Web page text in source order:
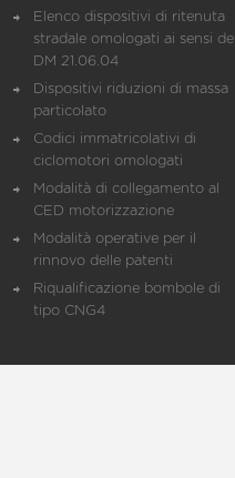
Elenco dispositivi di ritenuta
stradale omologati ai sensi del
DM 21.06.04
Dispositivi riduzioni di massa
particolato
Codici immatricolativi di
ciclomotori omologati
Modalità di collegamento al
CED motorizzazione
Modalità operative per il
rinnovo delle patenti
Riqualificazione bombole di
tipo CNG4